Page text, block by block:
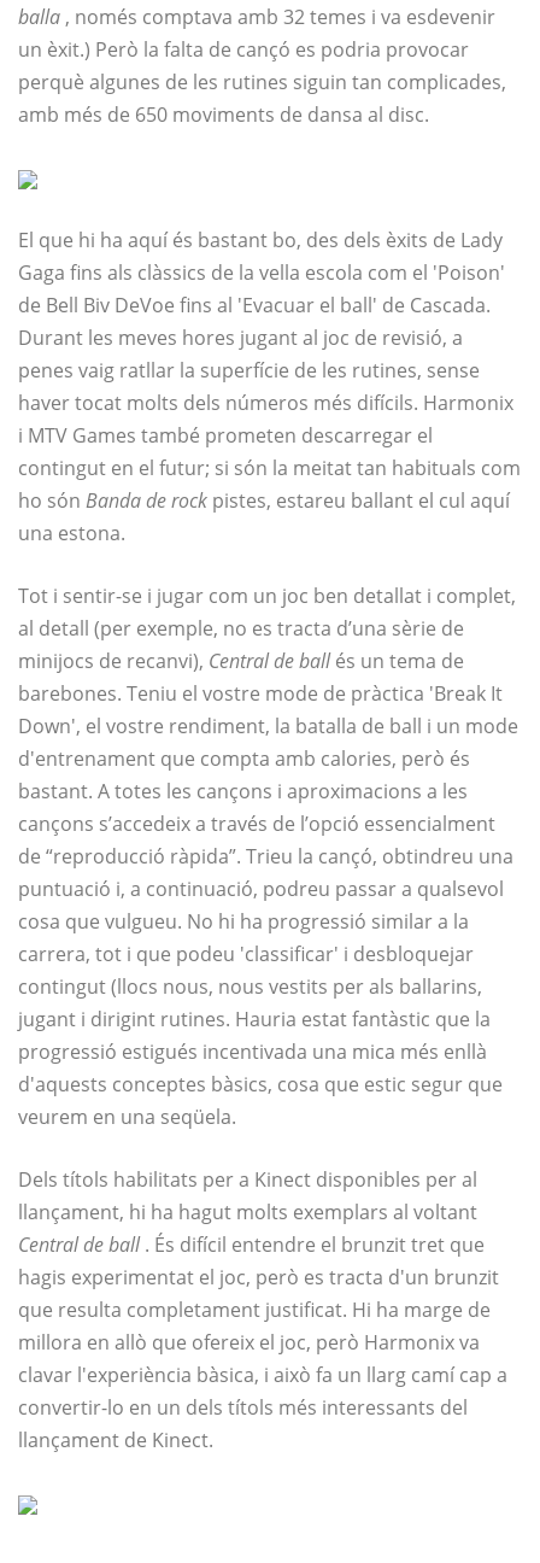
balla , només comptava amb 32 temes i va esdevenir
un èxit.) Però la falta de cançó es podria provocar
perquè algunes de les rutines siguin tan complicades,
amb més de 650 moviments de dansa al disc.
El que hi ha aquí és bastant bo, des dels èxits de Lady
Gaga fins als clàssics de la vella escola com el 'Poison'
de Bell Biv DeVoe fins al 'Evacuar el ball' de Cascada.
Durant les meves hores jugant al joc de revisió, a
penes vaig ratllar la superfície de les rutines, sense
haver tocat molts dels números més difícils. Harmonix
i MTV Games també prometen descarregar el
contingut en el futur; si són la meitat tan habituals com
ho són Banda de rock pistes, estareu ballant el cul aquí
una estona.
Tot i sentir-se i jugar com un joc ben detallat i complet,
al detall (per exemple, no es tracta d’una sèrie de
minijocs de recanvi), Central de ballés un tema de
barebones. Teniu el vostre mode de pràctica 'Break It
Down', el vostre rendiment, la batalla de ball i un mode
d'entrenament que compta amb calories, però és
bastant. A totes les cançons i aproximacions a les
cançons s’accedeix a través de l’opció essencialment
de “reproducció ràpida”. Trieu la cançó, obtindreu una
puntuació i, a continuació, podreu passar a qualsevol
cosa que vulgueu. No hi ha progressió similar a la
carrera, tot i que podeu 'classificar' i desbloquejar
contingut (llocs nous, nous vestits per als ballarins,
jugant i dirigint rutines. Hauria estat fantàstic que la
progressió estigués incentivada una mica més enllà
d'aquests conceptes bàsics, cosa que estic segur que
veurem en una seqüela.
Dels títols habilitats per a Kinect disponibles per al
llançament, hi ha hagut molts exemplars al voltant
Central de ball. És difícil entendre el brunzit tret que
hagis experimentat el joc, però es tracta d'un brunzit
que resulta completament justificat. Hi ha marge de
millora en allò que ofereix el joc, però Harmonix va
clavar l'experiència bàsica, i això fa un llarg camí cap a
convertir-lo en un dels títols més interessants del
llançament de Kinect.